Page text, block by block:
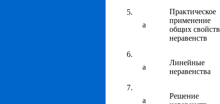
а
Практическое
применение
общих свойств
неравенств
а
Линейные
неравенства
а
Решение